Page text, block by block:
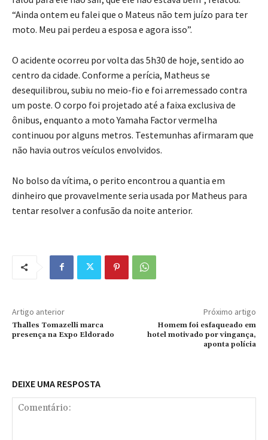
“Ainda ontem eu falei que o Mateus não tem juízo para ter
moto. Meu pai perdeu a esposa e agora isso”.
O acidente ocorreu por volta das 5h30 de hoje, sentido ao
centro da cidade. Conforme a perícia, Matheus se
desequilibrou, subiu no meio-fio e foi arremessado contra
um poste. O corpo foi projetado até a faixa exclusiva de
ônibus, enquanto a moto Yamaha Factor vermelha
continuou por alguns metros. Testemunhas afirmaram que
não havia outros veículos envolvidos.
No bolso da vítima, o perito encontrou a quantia em
dinheiro que provavelmente seria usada por Matheus para
tentar resolver a confusão da noite anterior.
Artigo anterior
Thalles Tomazelli marca
presença na Expo Eldorado
Próximo artigo
Homem foi esfaqueado em
hotel motivado por vingança,
aponta polícia
DEIXE UMA RESPOSTA